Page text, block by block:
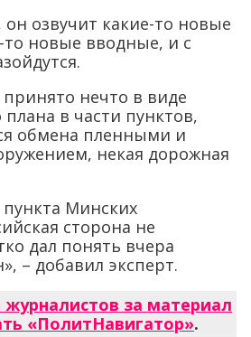
озвучит какие-то новые
то новые вводные, и с
нечто в виде
плана в части пунктов,
обмена пленными и
некая дорожная
Минских
сторона не
дал понять вчера
– добавил эксперт.
за материал
«ПолитНавигатор».